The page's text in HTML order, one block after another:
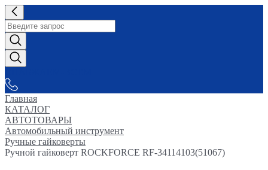
Главная
КАТАЛОГ
АВТОТОВАРЫ
Автомобильный инструмент
Ручные гайковерты
Ручной гайковерт ROCKFORCE RF-34114103(51067)